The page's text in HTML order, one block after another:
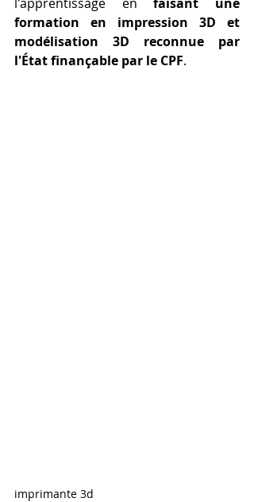
formation en impression 3D et
modélisation 3D reconnue par
l'État finançable par le CPF.
imprimante 3d